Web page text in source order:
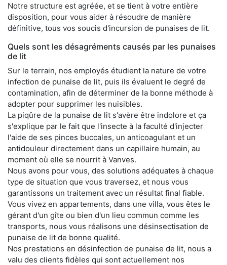
Notre structure est agréée, et se tient à votre entière
disposition, pour vous aider à résoudre de manière
définitive, tous vos soucis d'incursion de punaises de lit.
Quels sont les désagréments causés par les punaises
de lit
Sur le terrain, nos employés étudient la nature de votre
infection de punaise de lit, puis ils évaluent le degré de
contamination, afin de déterminer de la bonne méthode à
adopter pour supprimer les nuisibles.
La piqûre de la punaise de lit s'avère être indolore et ça
s'explique par le fait que l'insecte à la faculté d'injecter
l'aide de ses pinces buccales, un anticoagulant et un
antidouleur directement dans un capillaire humain, au
moment où elle se nourrit à Vanves.
Nous avons pour vous, des solutions adéquates à chaque
type de situation que vous traversez, et nous vous
garantissons un traitement avec un résultat final fiable.
Vous vivez en appartements, dans une villa, vous êtes le
gérant d'un gîte ou bien d'un lieu commun comme les
transports, nous vous réalisons une désinsectisation de
punaise de lit de bonne qualité.
Nos prestations en désinfection de punaise de lit, nous a
valu des clients fidèles qui sont actuellement nos